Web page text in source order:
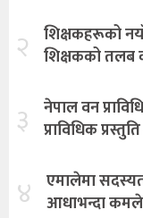
२ शिक्षकहरूको
शिक्षकको तलब
३ नेपाल वन
प्राविधिक
४ एमालेमा
आधाभन्दा कमले